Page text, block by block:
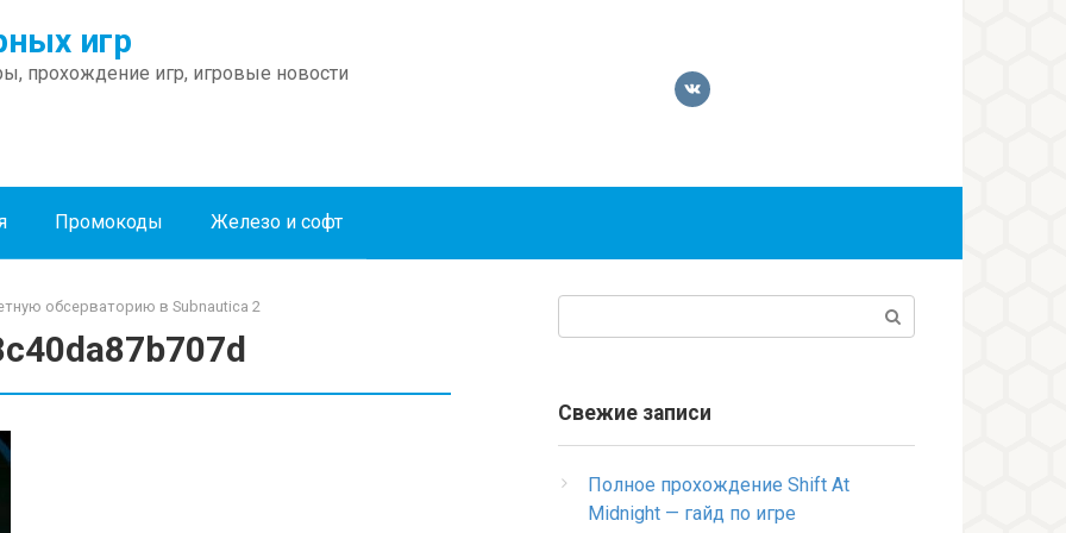
игр
прохождение игр, игровые новости
Промокоды Железо и софт
обсерваторию в Subnautica 2
Свежие записи
Полное прохождение Shift At
Midnight — гайд по игре